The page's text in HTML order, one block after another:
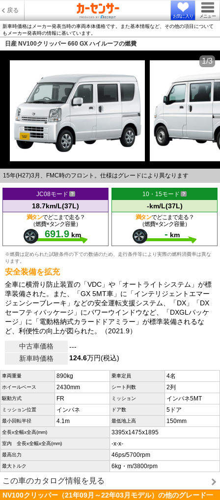
戻る
お気に入り メニュー
新車時価格はメーカー発表当時の車両本体価格です。また基本情報など、その他の項目について
もメーカー発表時の情報に基いています。
日産 NV100クリッパー 660 GX ハイルーフの燃費
15年(H27)3月、FMC時のフロント。仕様はグレードにより異なります
1/3
JC08モード
18.7km/L(37L)
満タンでどこまで走る？
（燃費×タンク容量）
691.9 km
10・15モード
-km/L(37L)
満タンでどこまで走る？
（燃費×タンク容量）
- km
※燃費は定められた試験条件の下での数値のため、走行条件等により実際の燃料消費率は異な
ります。
安全装備を拡充
全車に横滑り防止装置の「VDC」や「オートライトシステム」が標
準装備された。また、「GX 5MT車」に「インテリジェントエマー
ジェンシーブレーキ」などの安全運転支援システム、「DX」「DX
セーフティパッケージ」にパワーウインドウなど、「DXGLパッケ
ージ」に「電動格納式カラードドアミラー」が標準装備されるな
ど、利便性の向上が図られた。（2021.9）
中古車価格
---
新車時価格
124.6万円(税込)
車両重量 890kg 乗車定員 4名
ホイールベース 2430mm シート列数 2列
駆動方式 FR ミッション インパネ5MT
ミッション位置 インパネ ドア数 5ドア
最小回転半径 4.1m 最低地上高 150mm
全長x全幅x全高(mm) 3395x1475x1895
室内 全長x全幅x全高(mm) -x-x-
最高出力 46ps/5700rpm
最大トルク 6kg・m/3800rpm
この車のカタログ情報を見る
NV100クリッパー（21年09月～22年03月モデル）の他のグレード一